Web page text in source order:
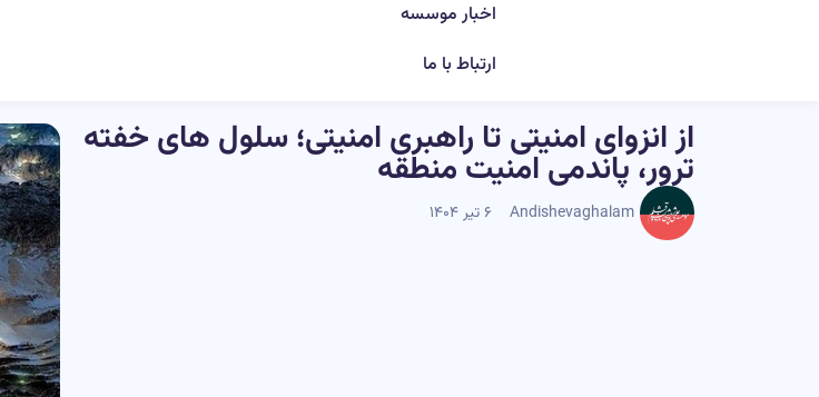
اخبار موسسه
ارتباط با ما
از انزوای امنیتی تا راهبری امنیتی؛ سلول های خفته
ترور، پاندمی امنیت منطقه
Andishevaghalam ۶ تیر ۱۴۰۴